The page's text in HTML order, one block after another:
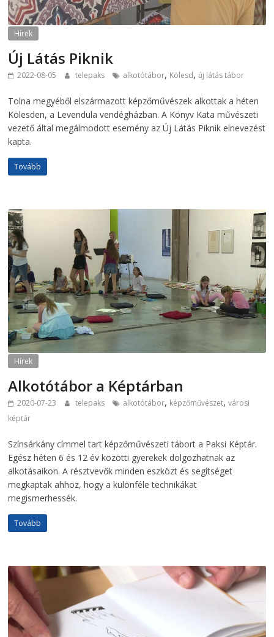
Hírek
Új Látás Piknik
2022-08-05 telepaks alkotótábor, Kölesd, új látás tábor
Tolna megyéből elszármazott képzőművészek alkottak a héten
Kölesden, a Levendula vendégházban. A Könyv Kata művészeti
vezető által megálmodott esemény az Új Látás Piknik elnevezést
kapta.
Tovább
Hírek
Alkotótábor a Képtárban
2020-07-23 telepaks alkotótábor, képzőművészet,városi
képtár
Színsárkány címmel tart képzőművészeti tábort a Paksi Képtár.
Egész héten 6 és 12 év közötti gyerekek dolgozhatnak az
alkotásaikon. A résztvevők minden eszközt és segítséget
megkaptak ahhoz, hogy a különféle technikákat
megismerhessék.
Tovább